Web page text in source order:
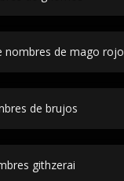
nombres de mago rojo
de brujos
githzerai